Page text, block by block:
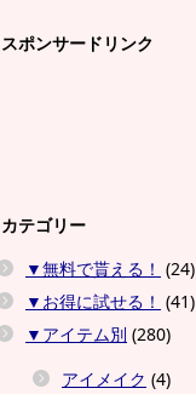
スポンサードリンク
カテゴリー
▼無料で貰える！ (24)
▼お得に試せる！ (41)
▼アイテム別 (280)
アイメイク (4)